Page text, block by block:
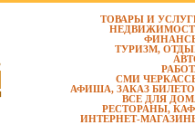
ТОВАРЫ И
ТУРИЗМ,
СМИ
АФИША, ЗАКАЗ
ВСЕ ДЛЯ
РЕСТОРАНЫ,
ИНТЕРНЕТ-